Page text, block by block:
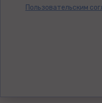
Пользовательским